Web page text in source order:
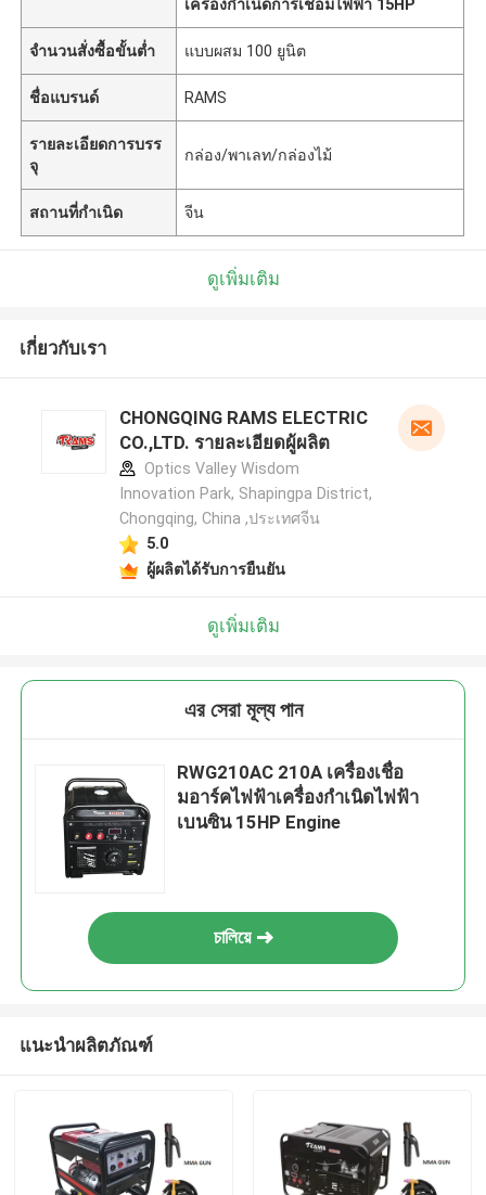
เครื่องกำเนิดการเชื่อมไฟฟ้า 15HP
จำนวนสั่งซื้อขั้นต่ำ แบบผสม 100 ยูนิต
ชื่อแบรนด์ RAMS
รายละเอียดการบรร
จุ
กล่อง/พาเลท/กล่องไม้
สถานที่กำเนิด จีน
ดูเพิ่มเติม
เกี่ยวกับเรา
CHONGQING RAMS ELECTRIC
CO.,LTD. รายละเอียดผู้ผลิต
Optics Valley Wisdom
Innovation Park, Shapingpa District,
Chongqing, China ,ประเทศจีน
5.0
ผู้ผลิตได้รับการยืนยัน
ดูเพิ่มเติม
এর সেরা মূল্য পান
RWG210AC 210A เครื่องเชื่อ
มอาร์คไฟฟ้าเครื่องกำเนิดไฟฟ้า
เบนซิน 15HP Engine
চালিয়ে
แนะนำผลิตภัณฑ์